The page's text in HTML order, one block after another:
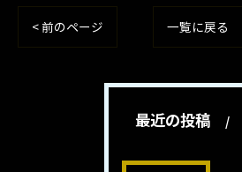
< 前のページ 一覧に戻る
最近の投稿